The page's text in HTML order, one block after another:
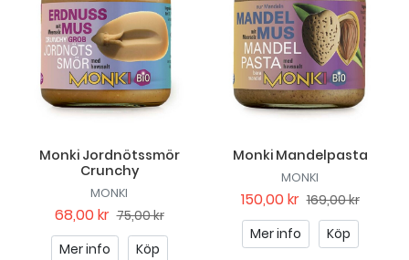
Monki Jordnötssmör
Crunchy
MONKI
68,00 kr 75,00 kr
Mer info
Köp
Monki Mandelpasta
MONKI
150,00 kr 169,00 kr
Mer info
Köp